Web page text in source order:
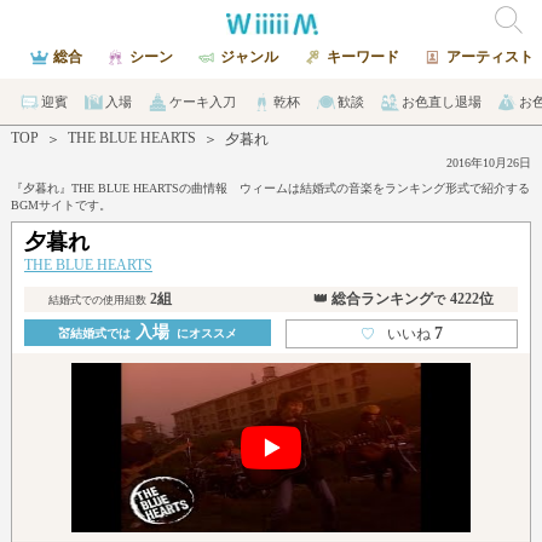
総合 シーン ジャンル キーワード アーティスト
迎賓 入場 ケーキ入刀 乾杯 歓談 お色直し退場 お
TOP ＞ THE BLUE HEARTS ＞ 夕暮れ
2016年10月26日
『夕暮れ』THE BLUE HEARTSの曲情報 ウィームは結婚式の音楽をランキング形式で紹介する
BGMサイトです。
夕暮れ
THE BLUE HEARTS
結婚式での使用組数2組 👑 総合ランキングで 4222位
💒結婚式では入場 にオススメ ♡ いいね7